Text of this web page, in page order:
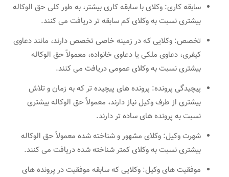
سابقه کاری: وکلای با سابقه کاری بیشتر، به طور کلی حق الوکاله
بیشتری نسبت به وکلای کم سابقه تر دریافت می کنند.
تخصص: وکلایی که در زمینه خاصی تخصص دارند، مانند دعاوی
کیفری، دعاوی ملکی یا دعاوی خانواده، معمولاً حق الوکاله
بیشتری نسبت به وکلای عمومی دریافت می کنند.
پیچیدگی پرونده: پرونده های پیچیده تر که به زمان و تلاش
بیشتری از طرف وکیل نیاز دارند، معمولاً حق الوکاله بیشتری
نسبت به پرونده های ساده تر دارند.
شهرت وکیل: وکلای مشهور و شناخته شده معمولاً حق الوکاله
بیشتری نسبت به وکلای کمتر شناخته شده دریافت می کنند.
موفقیت های وکیل: وکلایی که سابقه موفقیت در پرونده های